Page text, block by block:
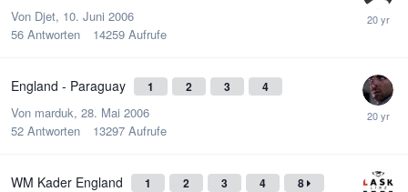
Von Djet, 10. Juni 2006
56 Antworten 14259 Aufrufe
England - Paraguay 1 2 3 4
Von marduk, 28. Mai 2006
52 Antworten 13297 Aufrufe
WM Kader England 1 2 3 4 8